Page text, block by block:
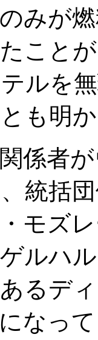
みが
こと
ルを
も明
係者
統括
モズ
ルハ
るデ
なっ